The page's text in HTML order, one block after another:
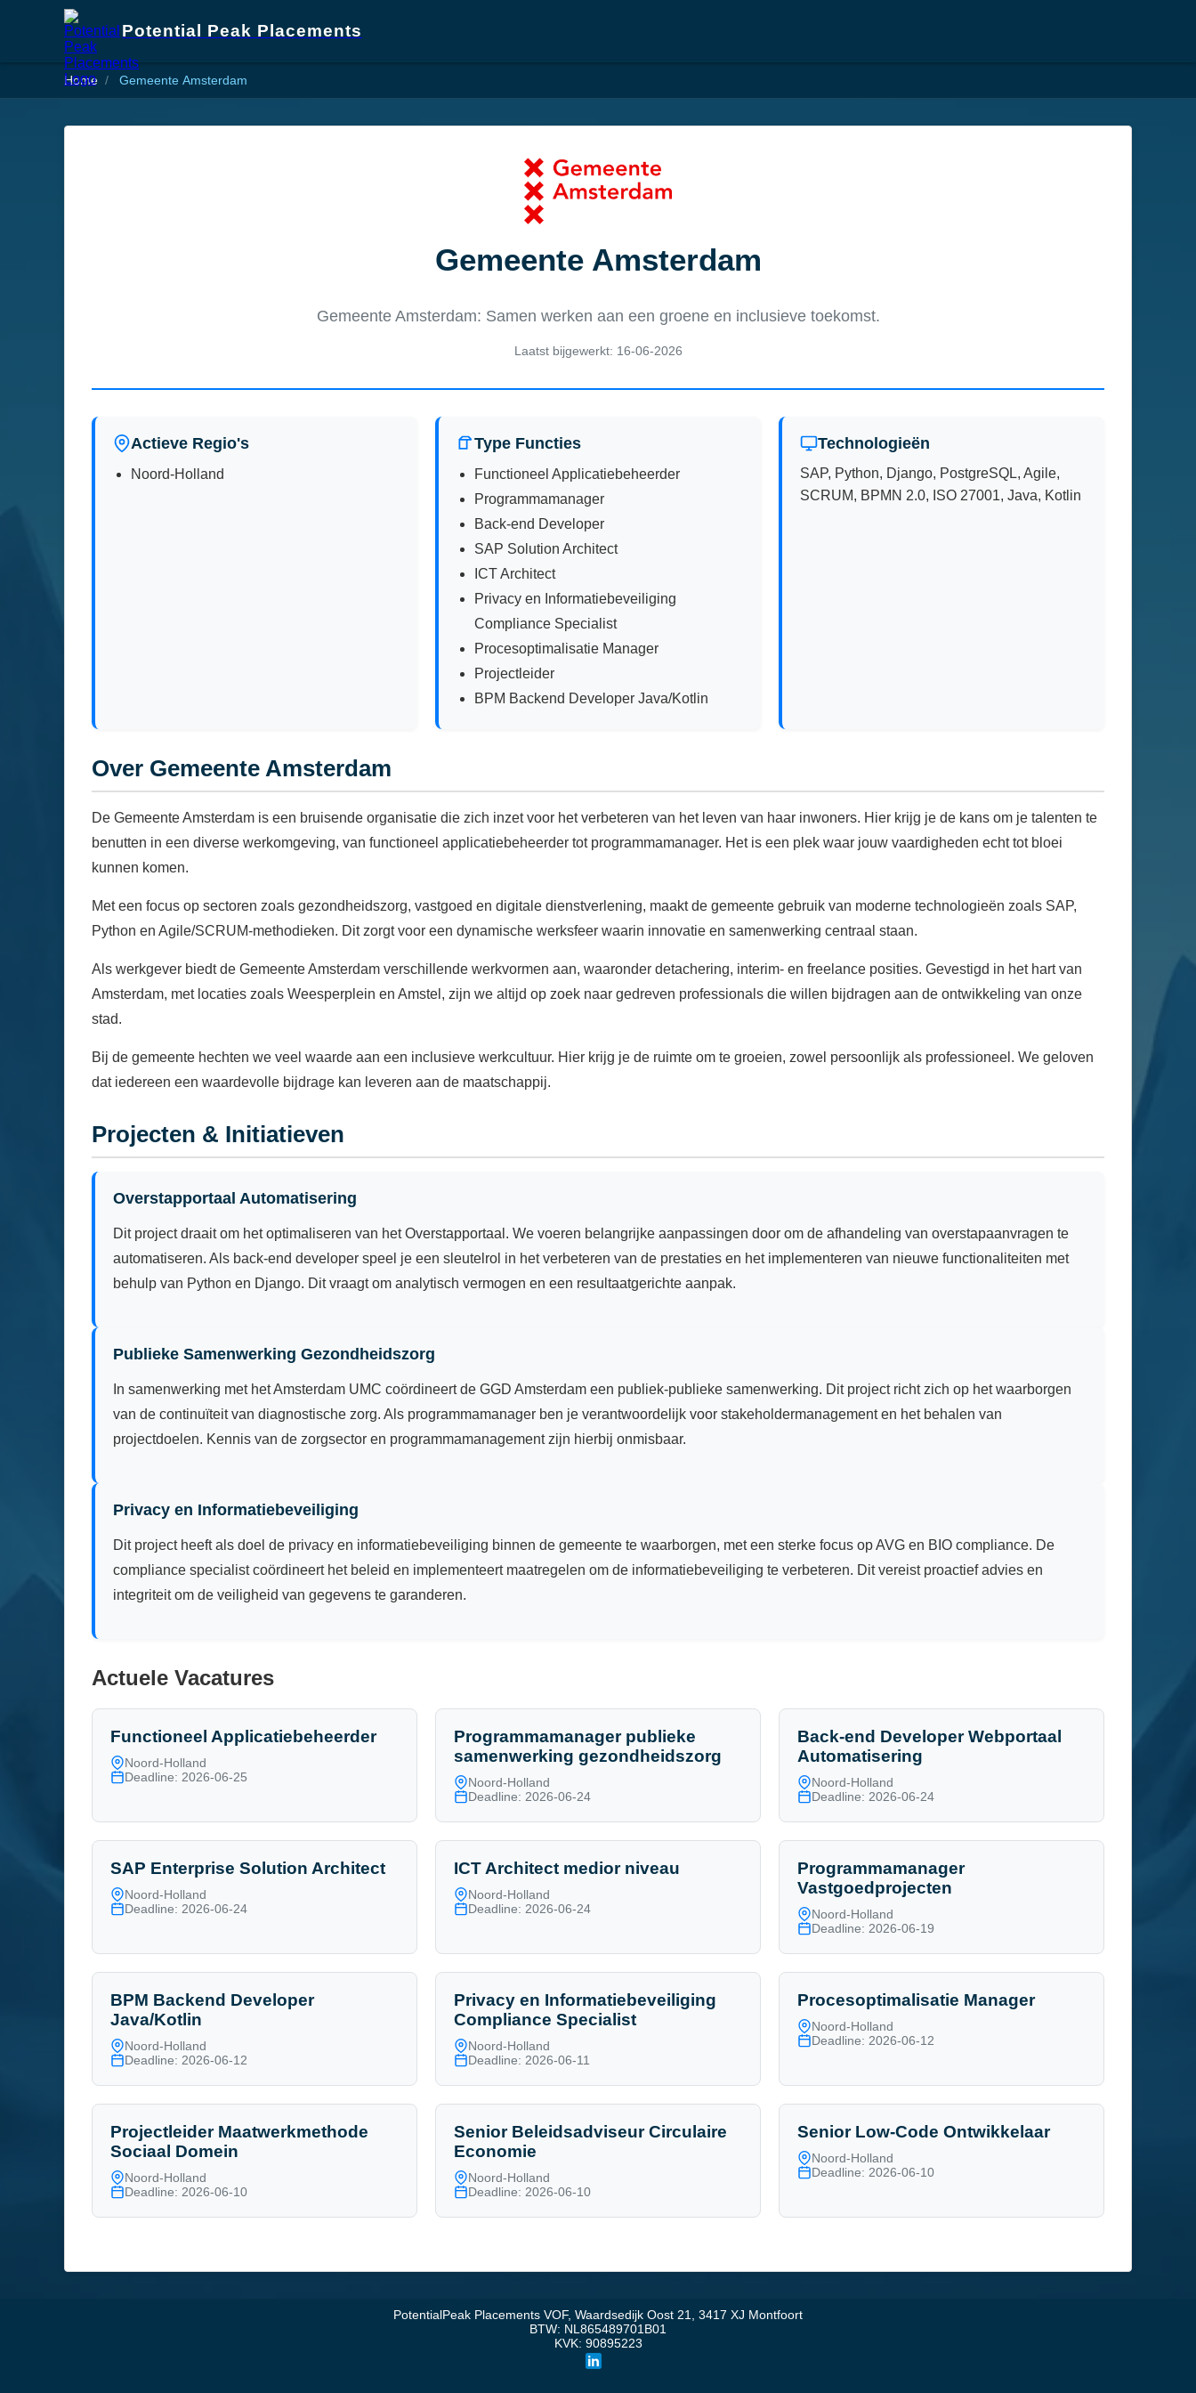
Potential Peak Placements
Home Gemeente Amsterdam
Gemeente Amsterdam
Gemeente Amsterdam: Samen werken aan een groene en inclusieve toekomst.
Laatst bijgewerkt: 16-06-2026
Actieve Regio's
Noord-Holland
Type Functies
Functioneel Applicatiebeheerder
Programmamanager
Back-end Developer
SAP Solution Architect
ICT Architect
Privacy en Informatiebeveiliging
Compliance Specialist
Procesoptimalisatie Manager
Projectleider
BPM Backend Developer Java/Kotlin
Technologieën
SAP, Python, Django, PostgreSQL, Agile,
SCRUM, BPMN 2.0, ISO 27001, Java, Kotlin
Over Gemeente Amsterdam
De Gemeente Amsterdam is een bruisende organisatie die zich inzet voor het verbeteren van het leven van haar inwoners. Hier krijg je de kans om je talenten te
benutten in een diverse werkomgeving, van functioneel applicatiebeheerder tot programmamanager. Het is een plek waar jouw vaardigheden echt tot bloei
kunnen komen.
Met een focus op sectoren zoals gezondheidszorg, vastgoed en digitale dienstverlening, maakt de gemeente gebruik van moderne technologieën zoals SAP,
Python en Agile/SCRUM-methodieken. Dit zorgt voor een dynamische werksfeer waarin innovatie en samenwerking centraal staan.
Als werkgever biedt de Gemeente Amsterdam verschillende werkvormen aan, waaronder detachering, interim- en freelance posities. Gevestigd in het hart van
Amsterdam, met locaties zoals Weesperplein en Amstel, zijn we altijd op zoek naar gedreven professionals die willen bijdragen aan de ontwikkeling van onze
stad.
Bij de gemeente hechten we veel waarde aan een inclusieve werkcultuur. Hier krijg je de ruimte om te groeien, zowel persoonlijk als professioneel. We geloven
dat iedereen een waardevolle bijdrage kan leveren aan de maatschappij.
Projecten & Initiatieven
Overstapportaal Automatisering
Dit project draait om het optimaliseren van het Overstapportaal. We voeren belangrijke aanpassingen door om de afhandeling van overstapaanvragen te
automatiseren. Als back-end developer speel je een sleutelrol in het verbeteren van de prestaties en het implementeren van nieuwe functionaliteiten met
behulp van Python en Django. Dit vraagt om analytisch vermogen en een resultaatgerichte aanpak.
Publieke Samenwerking Gezondheidszorg
In samenwerking met het Amsterdam UMC coördineert de GGD Amsterdam een publiek-publieke samenwerking. Dit project richt zich op het waarborgen
van de continuïteit van diagnostische zorg. Als programmamanager ben je verantwoordelijk voor stakeholdermanagement en het behalen van
projectdoelen. Kennis van de zorgsector en programmamanagement zijn hierbij onmisbaar.
Privacy en Informatiebeveiliging
Dit project heeft als doel de privacy en informatiebeveiliging binnen de gemeente te waarborgen, met een sterke focus op AVG en BIO compliance. De
compliance specialist coördineert het beleid en implementeert maatregelen om de informatiebeveiliging te verbeteren. Dit vereist proactief advies en
integriteit om de veiligheid van gegevens te garanderen.
Actuele Vacatures
Functioneel Applicatiebeheerder
Noord-Holland
Deadline: 2026-06-25
Programmamanager publieke
samenwerking gezondheidszorg
Noord-Holland
Deadline: 2026-06-24
Back-end Developer Webportaal
Automatisering
Noord-Holland
Deadline: 2026-06-24
SAP Enterprise Solution Architect
Noord-Holland
Deadline: 2026-06-24
ICT Architect medior niveau
Noord-Holland
Deadline: 2026-06-24
Programmamanager
Vastgoedprojecten
Noord-Holland
Deadline: 2026-06-19
BPM Backend Developer
Java/Kotlin
Noord-Holland
Deadline: 2026-06-12
Privacy en Informatiebeveiliging
Compliance Specialist
Noord-Holland
Deadline: 2026-06-11
Procesoptimalisatie Manager
Noord-Holland
Deadline: 2026-06-12
Projectleider Maatwerkmethode
Sociaal Domein
Noord-Holland
Deadline: 2026-06-10
Senior Beleidsadviseur Circulaire
Economie
Noord-Holland
Deadline: 2026-06-10
Senior Low-Code Ontwikkelaar
Noord-Holland
Deadline: 2026-06-10
PotentialPeak Placements VOF, Waardsedijk Oost 21, 3417 XJ Montfoort
BTW: NL865489701B01
KVK: 90895223